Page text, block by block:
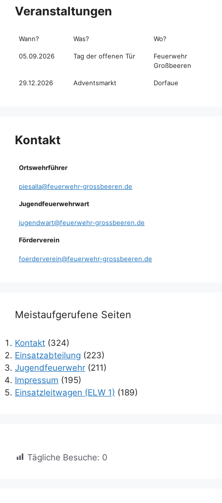
Veranstaltungen
Wann? Was? Wo?
05.09.2026 Tag der offenen Tür
Feuerwehr
Großbeeren
29.12.2026 Adventsmarkt Dorfaue
Kontakt
Ortswehrführer
piesalla@feuerwehr-grossbeeren.de
Jugendfeuerwehrwart
jugendwart@feuerwehr-grossbeeren.de
Förderverein
foerderverein@feuerwehr-grossbeeren.de
Meistaufgerufene Seiten
Kontakt (324)
Einsatzabteilung (223)
Jugendfeuerwehr (211)
Impressum (195)
Einsatzleitwagen (ELW 1) (189)
Tägliche Besuche: 0